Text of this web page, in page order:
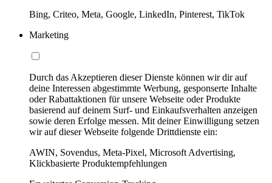
Bing, Criteo, Meta, Google, LinkedIn, Pinterest, TikTok
Marketing
Durch das Akzeptieren dieser Dienste können wir dir auf
deine Interessen abgestimmte Werbung, gesponserte Inhalte
oder Rabattaktionen für unsere Webseite oder Produkte
basierend auf deinem Surf- und Einkaufsverhalten anzeigen
sowie deren Erfolge messen. Mit deiner Einwilligung setzen
wir auf dieser Webseite folgende Drittdienste ein:
AWIN, Sovendus, Meta-Pixel, Microsoft Advertising,
Klickbasierte Produktempfehlungen